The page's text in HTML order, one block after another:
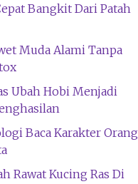
Bangkit Dari Patah
Muda Alami Tanpa
Ubah Hobi Menjadi
Baca Karakter Orang
Rawat Kucing Ras Di